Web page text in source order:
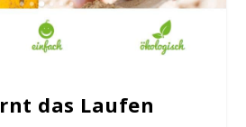
das Laufen